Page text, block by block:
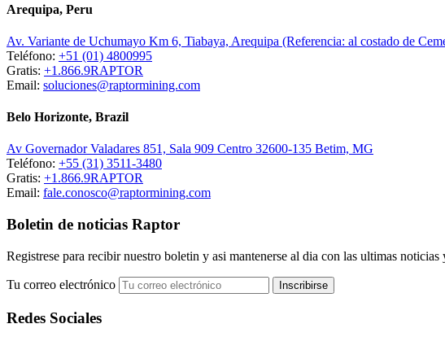
Arequipa, Peru
Av. Variante de Uchumayo Km 6, Tiabaya, Arequipa (Referencia: al costado de
Teléfono: +51 (01) 4800995
Gratis: +1.866.9RAPTOR
Email: soluciones@raptormining.com
Belo Horizonte, Brazil
Av Governador Valadares 851, Sala 909 Centro 32600-135 Betim, MG
Teléfono: +55 (31) 3511-3480
Gratis: +1.866.9RAPTOR
Email: fale.conosco@raptormining.com
Boletin de noticias Raptor
Registrese para recibir nuestro boletin y asi mantenerse al dia con las ultimas
Tu correo electrónico
Redes Sociales